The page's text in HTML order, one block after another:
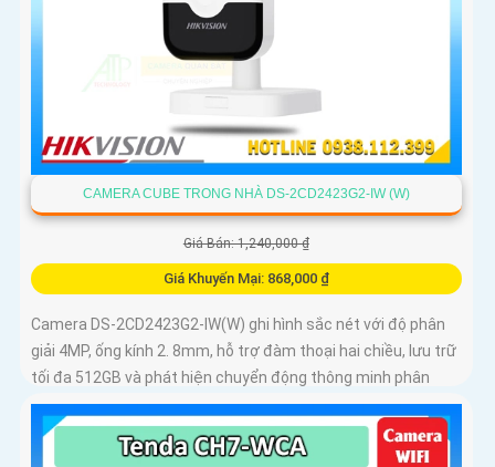
CAMERA CUBE TRONG NHÀ DS-2CD2423G2-IW (W)
Giá Bán: 1,240,000 ₫
Giá Khuyến Mại: 868,000 ₫
Camera DS-2CD2423G2-IW(W) ghi hình sắc nét với độ phân
giải 4MP, ống kính 2. 8mm, hỗ trợ đàm thoại hai chiều, lưu trữ
tối đa 512GB và phát hiện chuyển động thông minh phân
biệt người, phương tiện